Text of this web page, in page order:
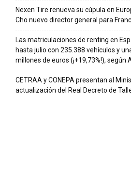
Nexen Tire renueva su cúpula en
Cho nuevo director general para
Las matriculaciones de renting en
hasta julio con 235.388 vehículos y
millones de euros (¡+19,73%!), según
CETRAA y CONEPA presentan al
actualización del Real Decreto de